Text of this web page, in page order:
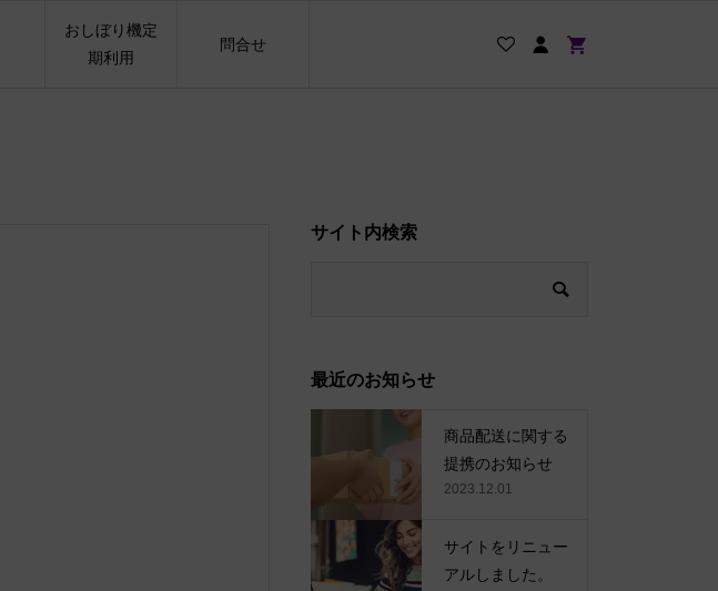
おしぼり機定
期利用
問合せ
サイト内検索
最近のお知らせ
商品配送に関する
提携のお知らせ
2023.12.01
サイトをリニュー
アルしました。